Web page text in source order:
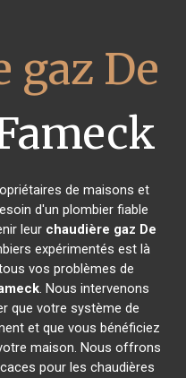
gaz De
de maisons et
d'un plombier fiable
leur chaudière gaz De
expérimentés est là
vos problèmes de
. Nous intervenons
que votre système de
et que vous bénéficiez
maison. Nous offrons
pour les chaudières